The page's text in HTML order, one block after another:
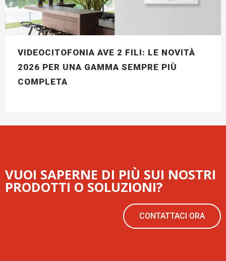
VIDEOCITOFONIA AVE 2 FILI: LE NOVITÀ
2026 PER UNA GAMMA SEMPRE PIÙ
COMPLETA
VUOI SAPERNE DI PIÙ SUI NOSTRI
PRODOTTI O SOLUZIONI?
CONTATTACI ORA